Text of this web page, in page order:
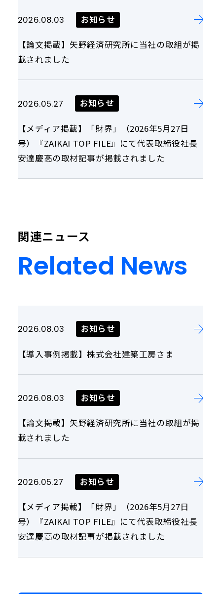
2026.08.03 お知らせ
【論文掲載】矢野経済研究所に当社の取組が掲
載されました
2026.05.27 お知らせ
【メディア掲載】「財界」（2026年5月27日
号）『ZAIKAI TOP FILE』にて代表取締役社長
安達慶高の取材記事が掲載されました
関連ニュース
Related News
2026.08.03 お知らせ
【導入事例掲載】株式会社建築工房さま
2026.08.03 お知らせ
【論文掲載】矢野経済研究所に当社の取組が掲
載されました
2026.05.27 お知らせ
【メディア掲載】「財界」（2026年5月27日
号）『ZAIKAI TOP FILE』にて代表取締役社長
安達慶高の取材記事が掲載されました